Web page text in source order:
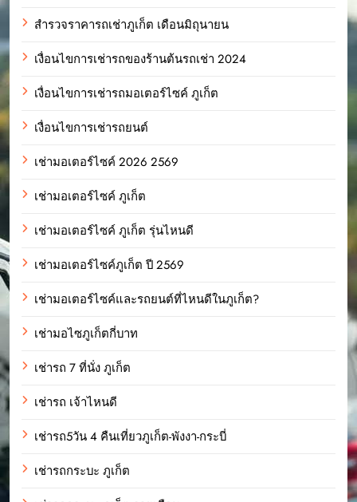
สำรวจราคารถเช่าภูเก็ต เดือนมิถุนายน
เงื่อนไขการเช่ารถของร้านต้นรถเช่า 2024
เงื่อนไขการเช่ารถมอเตอร์ไซค์ ภูเก็ต
เงื่อนไขการเช่ารถยนต์
เช่ามอเตอร์ไซค์ 2026 2569
เช่ามอเตอร์ไซค์ ภูเก็ต
เช่ามอเตอร์ไซค์ ภูเก็ต รุ่นไหนดี
เช่ามอเตอร์ไซค์ภูเก็ต ปี 2569
เช่ามอเตอร์ไซค์และรถยนต์ที่ไหนดีในภูเก็ต?
เช่ามอไซภูเก็ตกี่บาท
เช่ารถ 7 ที่นั่ง ภูเก็ต
เช่ารถ เจ้าไหนดี
เช่ารถ5วัน 4 คืนเที่ยวภูเก็ต-พังงา-กระบี่
เช่ารถกระบะ ภูเก็ต